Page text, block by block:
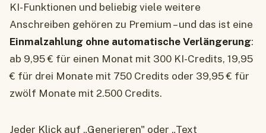
KI-Funktionen und beliebig viele weitere
Anschreiben gehören zu Premium – und das ist eine
Einmalzahlung ohne automatische Verlängerung:
ab 9,95 € für einen Monat mit 300 KI-Credits, 19,95
€ für drei Monate mit 750 Credits oder 39,95 € für
zwölf Monate mit 2.500 Credits.
Jeder Klick auf „Generieren" oder „Text